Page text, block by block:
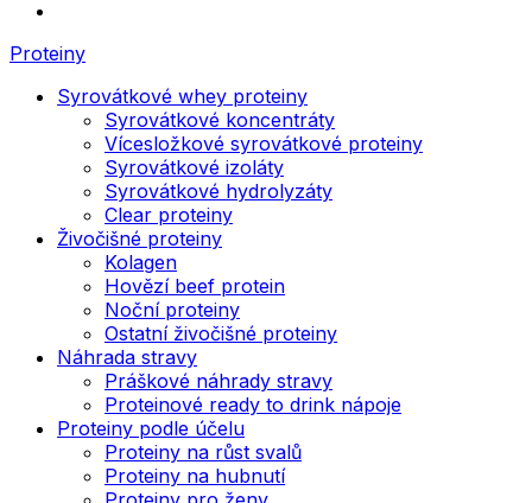
Proteiny
Syrovátkové whey proteiny
Syrovátkové koncentráty
Vícesložkové syrovátkové proteiny
Syrovátkové izoláty
Syrovátkové hydrolyzáty
Clear proteiny
Živočišné proteiny
Kolagen
Hovězí beef protein
Noční proteiny
Ostatní živočišné proteiny
Náhrada stravy
Práškové náhrady stravy
Proteinové ready to drink nápoje
Proteiny podle účelu
Proteiny na růst svalů
Proteiny na hubnutí